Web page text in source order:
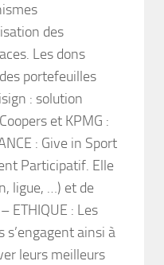
des
Les dons
portefeuilles
: solution
et KPMG :
: Give in Sport
Participatif. Elle
ligue, …) et de
ETHIQUE : Les
ainsi à
leurs meilleurs